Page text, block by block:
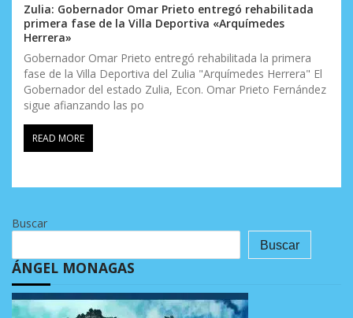
Zulia: Gobernador Omar Prieto entregó rehabilitada
primera fase de la Villa Deportiva «Arquímedes
Herrera»
Gobernador Omar Prieto entregó rehabilitada la primera
fase de la Villa Deportiva del Zulia "Arquímedes Herrera" El
Gobernador del estado Zulia, Econ. Omar Prieto Fernández
sigue afianzando las po
READ MORE
Buscar
Buscar
ÁNGEL MONAGAS